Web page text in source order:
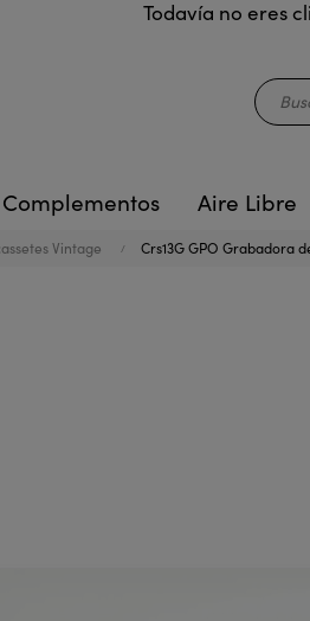
Todavía no eres
Complementos Aire Libre
Vintage Crs13G GPO Grabadora